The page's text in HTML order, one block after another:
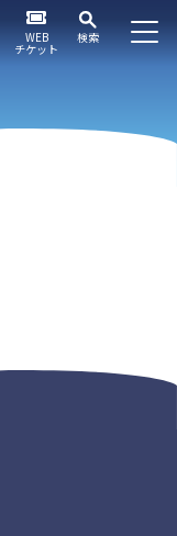
WEB
チケット
検索